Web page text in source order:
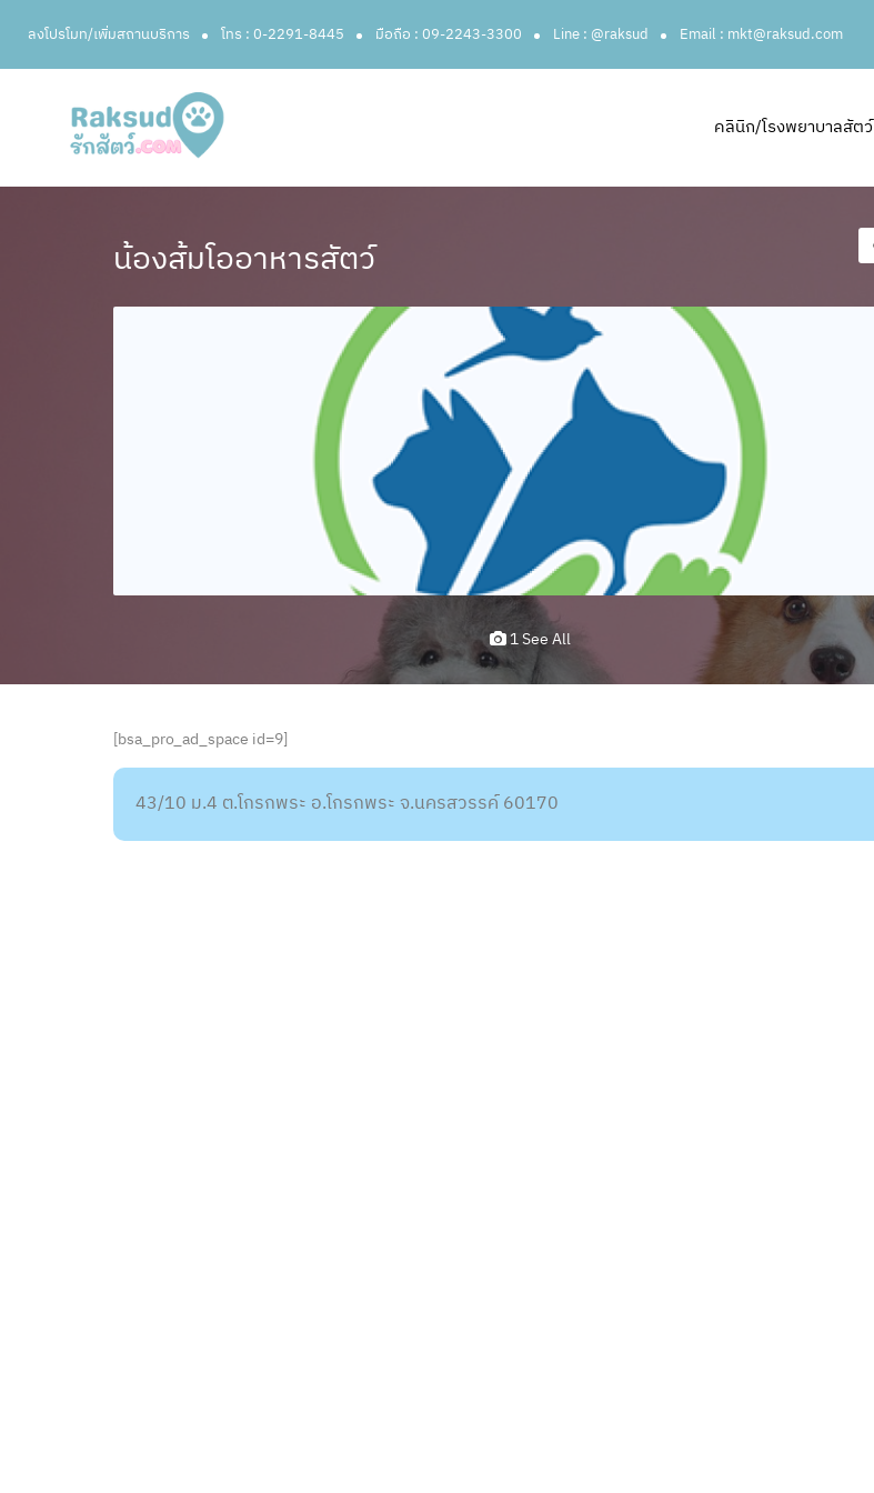
ลงโปรโมท/เพิ่มสถานบริการ โทร : 0-2291-8445 มือถือ : 09-2243-3300 Line : @raksud Email : mkt@raksud.com
คลินิก/โรงพยาบาลสัตว์
น้องส้มโออาหารสัตว์
1 See All
[bsa_pro_ad_space id=9]
43/10 ม.4 ต.โกรกพระ อ.โกรกพระ จ.นครสวรรค์ 60170